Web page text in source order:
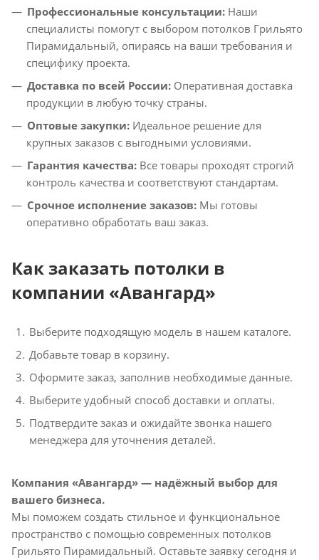
Профессиональные консультации: Наши
специалисты помогут с выбором потолков Грильято
Пирамидальный, опираясь на ваши требования и
специфику проекта.
Доставка по всей России: Оперативная доставка
продукции в любую точку страны.
Оптовые закупки: Идеальное решение для
крупных заказов с выгодными условиями.
Гарантия качества: Все товары проходят строгий
контроль качества и соответствуют стандартам.
Срочное исполнение заказов: Мы готовы
оперативно обработать ваш заказ.
Как заказать потолки в
компании «Авангард»
Выберите подходящую модель в нашем каталоге.
Добавьте товар в корзину.
Оформите заказ, заполнив необходимые данные.
Выберите удобный способ доставки и оплаты.
Подтвердите заказ и ожидайте звонка нашего
менеджера для уточнения деталей.
Компания «Авангард» — надёжный выбор для
вашего бизнеса.
Мы поможем создать стильное и функциональное
пространство с помощью современных потолков
Грильято Пирамидальный. Оставьте заявку сегодня и